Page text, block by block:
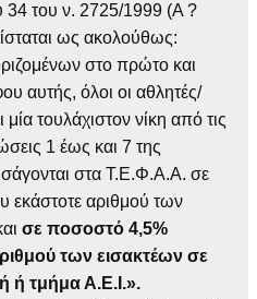
του ν. 2725/1999 (Α ?
ως ακολούθως:
στο πρώτο και
αυτής, όλοι οι αθλητές/
τουλάχιστον νίκη από τις
1 έως και 7 της
στα Τ.Ε.Φ.Α.Α. σε
εκάστοτε αριθμού των
σε ποσοστό 4,5%
των εισακτέων σε
ή τμήμα Α.Ε.Ι.».